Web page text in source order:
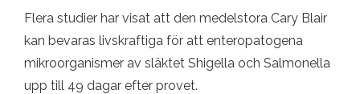
Flera studier har visat att den medelstora Cary Blair
kan bevaras livskraftiga för att enteropatogena
mikroorganismer av släktet Shigella och Salmonella
upp till 49 dagar efter provet.